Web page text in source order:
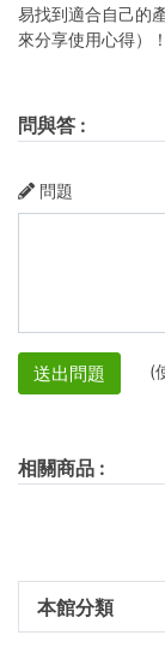
本館分類
易找到適合自己的
來分享使用心得）
問與答 :
問題
送出問題 (
相關商品 :